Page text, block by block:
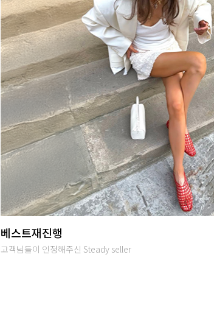
당일발송
오후 2시까지 입금완료시 당일출고